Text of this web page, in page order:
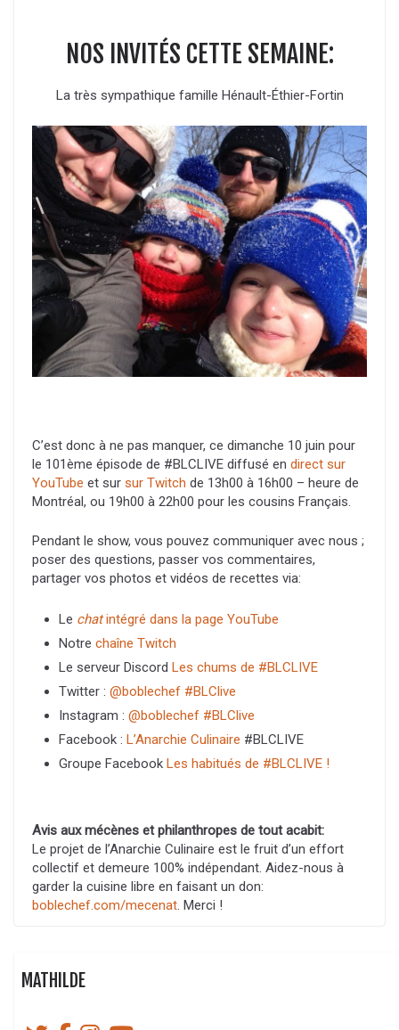
NOS INVITÉS CETTE SEMAINE:
La très sympathique famille Hénault-Éthier-Fortin
C’est donc à ne pas manquer, ce dimanche 10 juin pour
le 101ème épisode de #BLCLIVE diffusé en direct sur
YouTube et sur sur Twitch de 13h00 à 16h00 – heure de
Montréal, ou 19h00 à 22h00 pour les cousins Français.
Pendant le show, vous pouvez communiquer avec nous ;
poser des questions, passer vos commentaires,
partager vos photos et vidéos de recettes via:
Le chatintégré dans la page YouTube
Notre chaîne Twitch
Le serveur Discord Les chums de #BLCLIVE
Twitter : @boblechef #BLClive
Instagram : @boblechef #BLClive
Facebook : L’Anarchie Culinaire #BLCLIVE
Groupe Facebook Les habitués de #BLCLIVE !
Avis aux mécènes et philanthropes de tout acabit:
Le projet de l’Anarchie Culinaire est le fruit d’un effort
collectif et demeure 100% indépendant. Aidez-nous à
garder la cuisine libre en faisant un don:
boblechef.com/mecenat. Merci !
MATHILDE